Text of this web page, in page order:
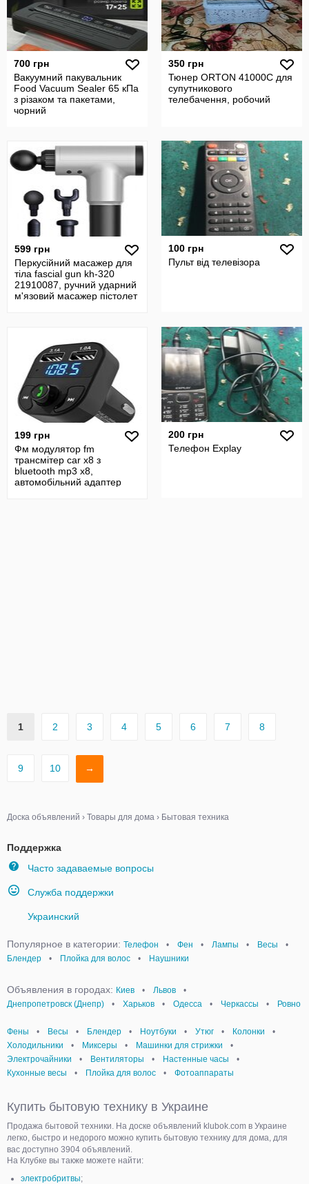
700 грн
Вакуумний пакувальник
Food Vacuum Sealer 65 кПа
з різаком та пакетами,
чорний
350 грн
Тюнер ORTON 41000C для
супутникового
телебачення, робочий
599 грн
Перкусійний масажер для
тіла fascial gun kh-320
21910087, ручний ударний
м'язовий масажер пістолет
100 грн
Пульт від телевізора
199 грн
Фм модулятор fm
трансмiтер car x8 з
bluetooth mp3 x8,
автомобільний адаптер
200 грн
Телефон Explay
1 2 3 4 5 6 7 8
9 10 →
Доска объявлений › Товары для дома › Бытовая техника
Поддержка
Часто задаваемые вопросы
Служба поддержки
Украинский
Популярное в категории: Телефон • Фен • Лампы • Весы
•
Блендер
• Плойка для волос • Наушники
Объявления в городах: Киев • Львов
•
Днепропетровск (Днепр)
• Харьков • Одесса • Черкассы • Ровно
Фены • Весы • Блендер • Ноутбуки • Утюг • Колонки
•
Холодильники
• Миксеры • Машинки для стрижки
•
Электрочайники
• Вентиляторы • Настенные часы
•
Кухонные весы
• Плойка для волос • Фотоаппараты
Купить бытовую технику в Украине
Продажа бытовой техники. На доске объявлений klubok.com в Украине
легко, быстро и недорого можно купить бытовую технику для дома, для
вас доступно 3904 объявлений.
На Клубке вы также можете найти:
электробритвы;